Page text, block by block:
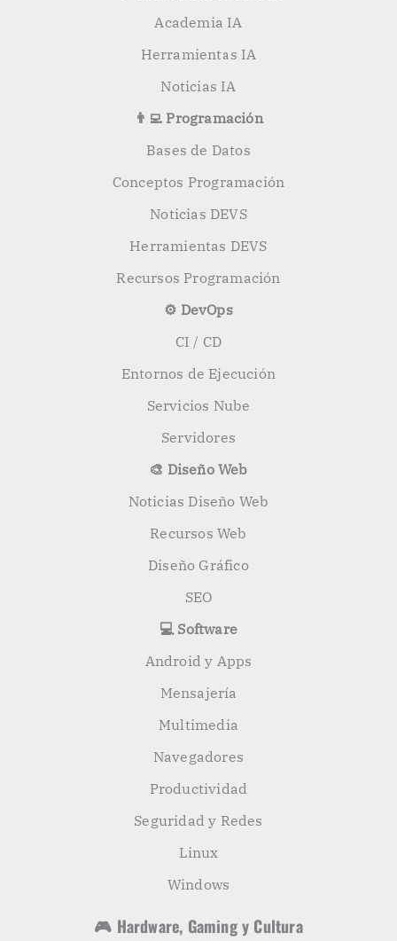
Academia IA
Herramientas IA
Noticias IA
👨‍💻 Programación
Bases de Datos
Conceptos Programación
Noticias DEVS
Herramientas DEVS
Recursos Programación
⚙️ DevOps
CI / CD
Entornos de Ejecución
Servicios Nube
Servidores
🎨 Diseño Web
Noticias Diseño Web
Recursos Web
Diseño Gráfico
SEO
💻 Software
Android y Apps
Mensajería
Multimedia
Navegadores
Productividad
Seguridad y Redes
Linux
Windows
🎮 Hardware, Gaming y Cultura